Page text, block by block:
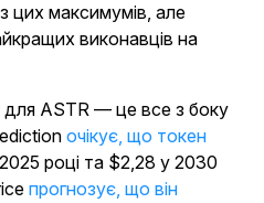
цих максимумів, але
виконавців на
для ASTR — це все з боку
очікує, що токен
році та $2,28 у 2030
прогнозує, що він